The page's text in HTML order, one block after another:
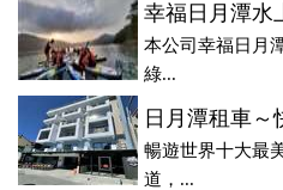
幸福日月潭水
本公司幸福日月
綠...
日月潭租車～
暢遊世界十大最
道，...